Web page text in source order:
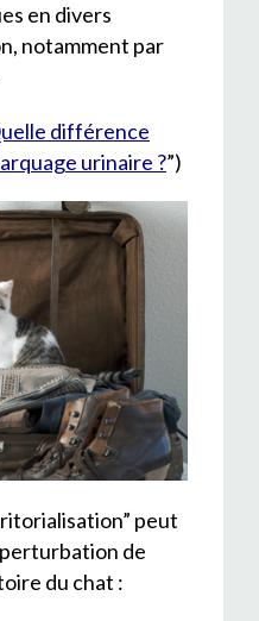
en divers
notamment par
différence
urinaire ?”)
peut
de
du chat :